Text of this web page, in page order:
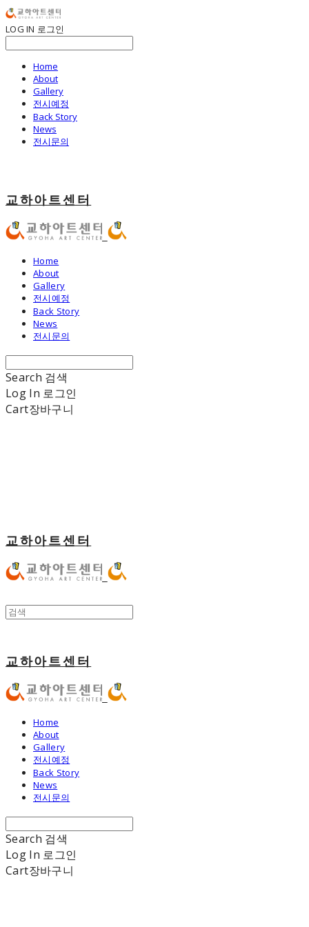
LOG IN 로그인
Home
About
Gallery
전시예정
Back Story
News
전시문의
교하아트센터
Home
About
Gallery
전시예정
Back Story
News
전시문의
Search 검색
Log In 로그인
Cart장바구니
교하아트센터
교하아트센터
Home
About
Gallery
전시예정
Back Story
News
전시문의
Search 검색
Log In 로그인
Cart장바구니